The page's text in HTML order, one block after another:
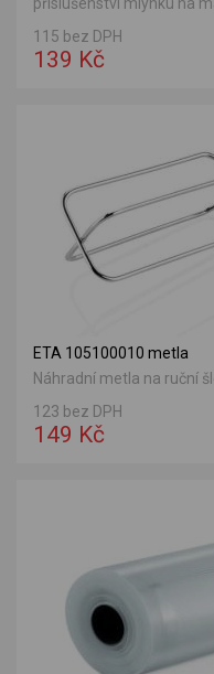
příslušenství mlýnku na
115 bez DPH
139 Kč
ETA 105100010 metla
Náhradní metla na ruční
123 bez DPH
149 Kč